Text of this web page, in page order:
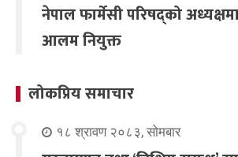
नेपाल फार्मेसी परिषद्को
आलम नियुक्त
लोकप्रिय समाचार
१८ श्रावण २०८३, सोमबार